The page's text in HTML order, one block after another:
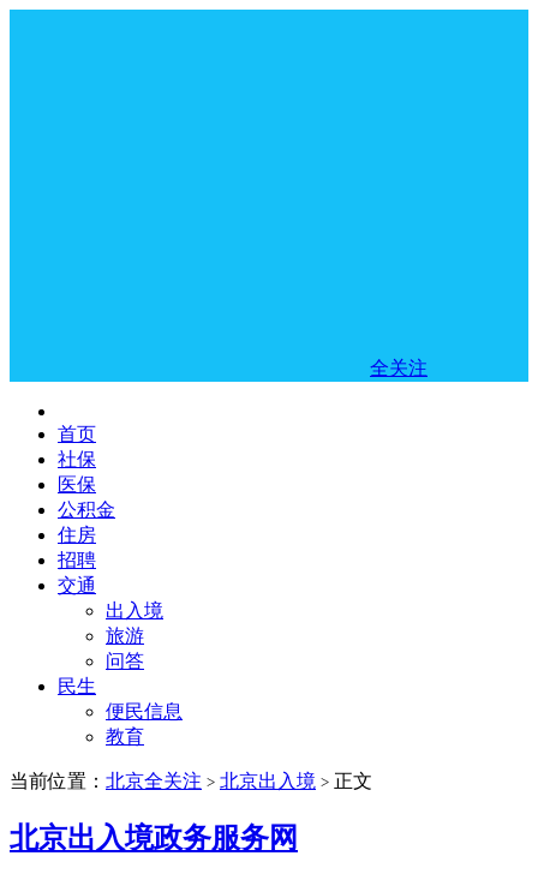
全关注
首页
社保
医保
公积金
住房
招聘
交通
出入境
旅游
问答
民生
便民信息
教育
当前位置： 北京全关注 > 北京出入境 > 正文
北京出入境政务服务网